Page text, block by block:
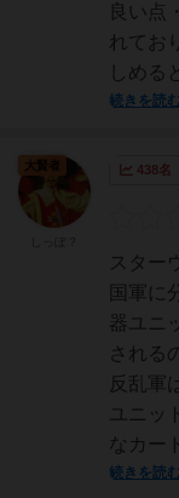
良い点
れてお
しめる
続きを読
438名
スター
国軍に
器ユニ
される
反乱軍
ユニ
なカー
続きを読
大賢者